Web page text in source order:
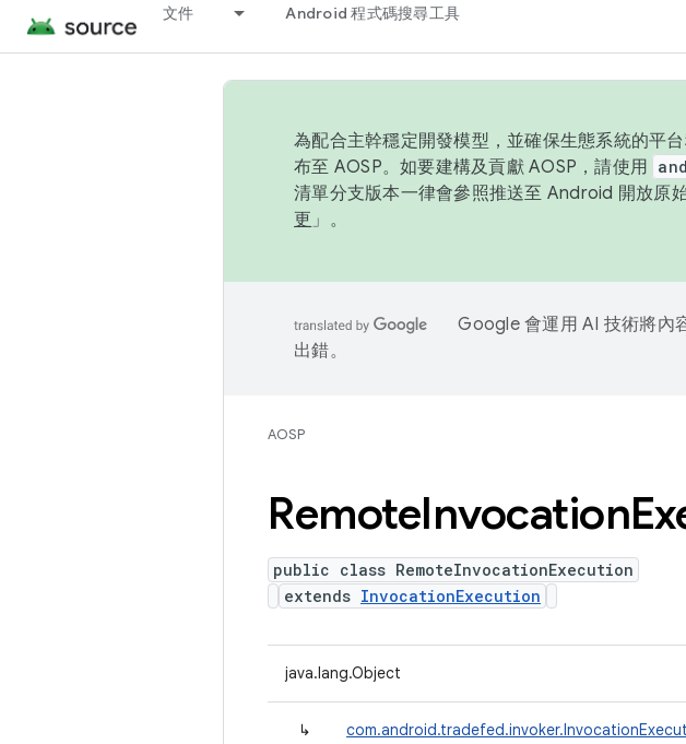
文件 Android 程式碼搜尋工具
為配合主幹穩定開發模型，並確保生態系統的平
布至 AOSP。如要建構及貢獻 AOSP，請使用
清單分支版本一律會參照推送至 Android 開放原
更 」。
Google 會運用 AI 技術將內
出錯。
AOSP
RemoteInvocation
public class RemoteInvocationExecution
extends InvocationExecution
java.lang.Object
↳